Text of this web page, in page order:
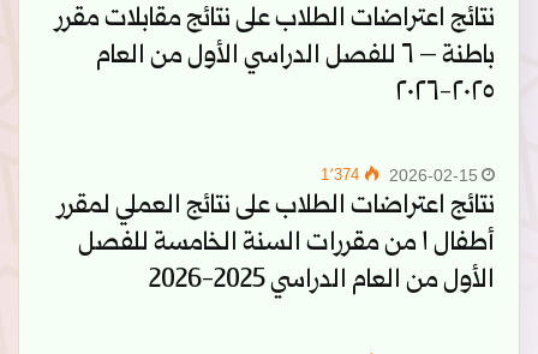
نتائج اعتراضات الطلاب على نتائج مقابلات مقرر
باطنة – ٦ للفصل الدراسي الأول من العام
٢٠٢٥-٢٠٢٦
2026-02-15
نتائج اعتراضات الطلاب على نتائج العملي لمقرر
أطفال ١ من مقررات السنة الخامسة للفصل
الأول من العام الدراسي 2025-2026